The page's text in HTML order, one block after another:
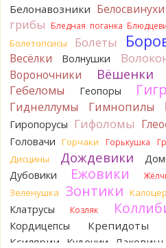
BorisM Однозначно
BorisM
Николай, дайте
цвета гриба на срезе. Без этой
сложно выбрать между жёлтым
BorisM Очевидный
19 часов назад
Verona Рядовка скученная.
2 дня назад
Юрий
Только сосны. Любит
краям лесных дорог.
2 дня назад
Юрий
Бывает встречается и
Белонавозники Белосвинухи
грибы Бледная поганка
Болетопсисы Болеты
Весёлки Волнушки
Вороночники Вёшенки
Гебеломы Геопоры
Гиднеллумы Гимнопилы
Гиропорусы Гифоломы
Головачи Горчаки Горькушка
Дисцины Дождевики
Дубовики Ежовики
Зеленушка Зонтики
Клатрусы
Козляк
Кордицепсы Крепидоты
Ксилярии Кудонии